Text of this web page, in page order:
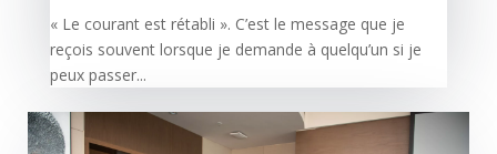
« Le courant est rétabli ». C’est le message que je
reçois souvent lorsque je demande à quelqu’un si je
peux passer...